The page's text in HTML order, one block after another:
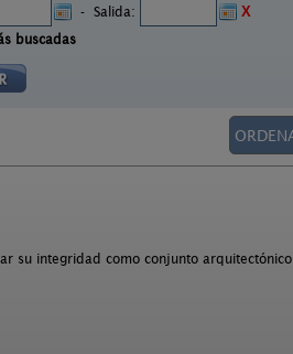
- Salida:
X
buscadas
su integridad como conjunto arquitectónico